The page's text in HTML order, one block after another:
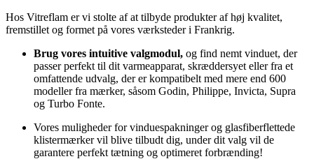
Hos Vitreflam er vi stolte af at tilbyde produkter af høj kvalitet,
fremstillet og formet på vores værksteder i Frankrig.
Brug vores intuitive valgmodul, og find nemt vinduet, der
passer perfekt til dit varmeapparat, skræddersyet eller fra et
omfattende udvalg, der er kompatibelt med mere end 600
modeller fra mærker, såsom Godin, Philippe, Invicta, Supra
og Turbo Fonte.
Vores muligheder for vinduespakninger og glasfiberflettede
klistermærker vil blive tilbudt dig, under dit valg vil de
garantere perfekt tætning og optimeret forbrænding!